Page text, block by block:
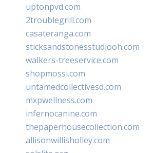
uptonpvd.com
2troublegrill.com
casateranga.com
sticksandstonesstudiooh.com
walkers-treeservice.com
shopmossi.com
untamedcollectivesd.com
mxpwellness.com
infernocanine.com
thepaperhousecollection.com
allisonwillisholley.com